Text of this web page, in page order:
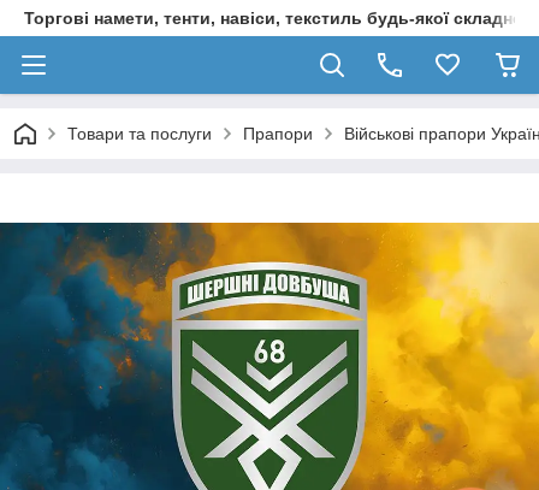
Торгові намети, тенти, навіси, текстиль будь-якої
Товари та послуги Прапори Військові прапори